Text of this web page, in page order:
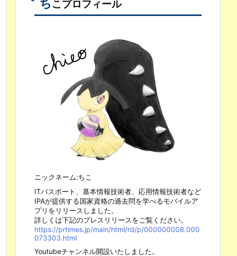
ち こプロフィール
ニックネーム:ちこ
ITパスポート、基本情報技術者、応用情報技術者など
IPAが提供する国家資格の過去問を学べるモバイルア
プリをリリースしました。
詳しくは下記のプレスリリースをご覧ください。
https://prtimes.jp/main/html/rd/p/000000008.000
073303.html
Youtubeチャンネル開設いたしました。